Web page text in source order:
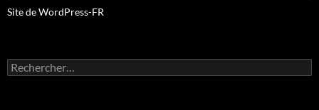
Site de WordPress-FR
Rechercher :